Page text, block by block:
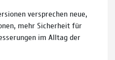
versprechen neue,
mehr Sicherheit für
im Alltag der